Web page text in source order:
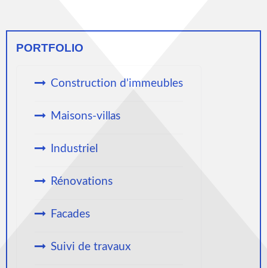
PORTFOLIO
Construction d'immeubles
Maisons-villas
Industriel
Rénovations
Facades
Suivi de travaux